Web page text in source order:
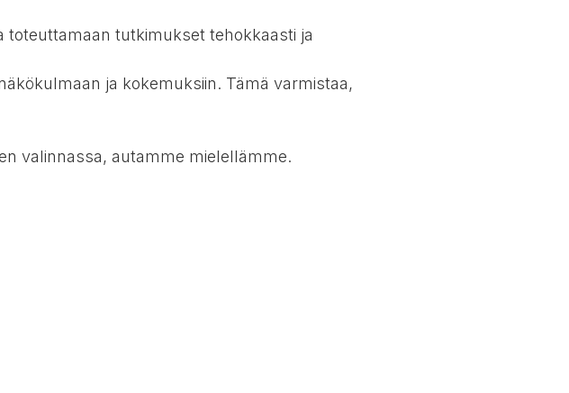
tutkimukset tehokkaasti ja
ja kokemuksiin. Tämä varmistaa,
valinnassa, autamme mielellämme.